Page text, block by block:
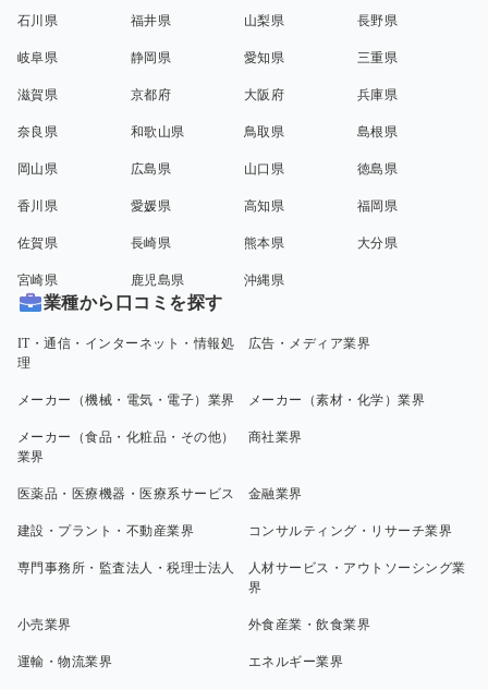
石川県 福井県 山梨県 長野県
岐阜県 静岡県 愛知県 三重県
滋賀県 京都府 大阪府 兵庫県
奈良県 和歌山県 鳥取県 島根県
岡山県 広島県 山口県 徳島県
香川県 愛媛県 高知県 福岡県
佐賀県 長崎県 熊本県 大分県
宮崎県 鹿児島県 沖縄県
業種から口コミを探す
IT・通信・インターネット・情報処
理
広告・メディア業界
メーカー（機械・電気・電子）業界 メーカー（素材・化学）業界
メーカー（食品・化粧品・その他）
業界
商社業界
医薬品・医療機器・医療系サービス 金融業界
建設・プラント・不動産業界 コンサルティング・リサーチ業界
専門事務所・監査法人・税理士法人
人材サービス・アウトソーシング業
界
小売業界 外食産業・飲食業界
運輸・物流業界 エネルギー業界